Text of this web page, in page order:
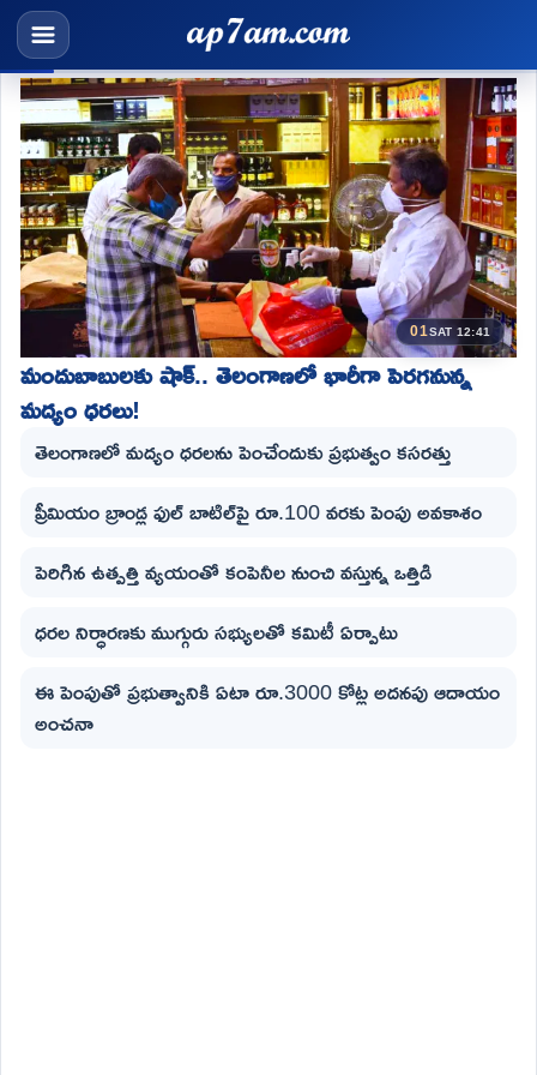
01SAT 12:41
మందుబాబులకు షాక్.. తెలంగాణలో భారీగా పెరగనున్న
మద్యం ధరలు!
తెలంగాణలో మద్యం ధరలను పెంచేందుకు ప్రభుత్వం కసరత్తు
ప్రీమియం బ్రాండ్ల ఫుల్ బాటిల్‌పై రూ.100 వరకు పెంపు అవకాశం
పెరిగిన ఉత్పత్తి వ్యయంతో కంపెనీల నుంచి వస్తున్న ఒత్తిడి
ధరల నిర్ధారణకు ముగ్గురు సభ్యులతో కమిటీ ఏర్పాటు
ఈ పెంపుతో ప్రభుత్వానికి ఏటా రూ.3000 కోట్ల అదనపు ఆదాయం
అంచనా